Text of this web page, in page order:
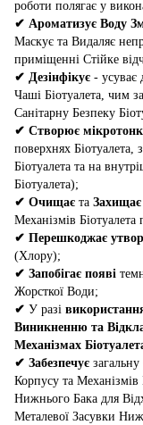
роботи полягає у
✔ Ароматизує Воду
Маскує та Видаляє
приміщенні Стійке
✔ Дезінфікує - усуває
Чаші Біотуалета, чим
Санітарну Безпеку
✔ Створює
поверхнях Біотуалета,
Біотуалета та на
Біотуалета);
✔ Очищає та Захищає
Механізмів
✔ Перешкоджає
(Хлору);
✔ Запобігає появі
Жорсткої Води;
✔ У разі
Виникненню та
Механізмах
✔ Забезпечує загальну
Корпусу та
Нижнього Бака для
Металевої Засувки